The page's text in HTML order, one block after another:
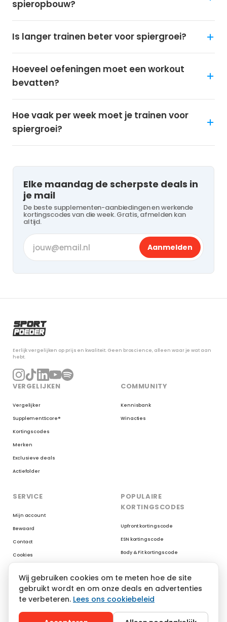
spieropbouw?
Is langer trainen beter voor spiergroei?
Hoeveel oefeningen moet een workout
bevatten?
Hoe vaak per week moet je trainen voor
spiergroei?
Elke maandag de scherpste deals in
je mail
De beste supplementen-aanbiedingen en werkende
kortingscodes van die week. Gratis, afmelden kan
altijd.
Aanmelden
Eerlijk vergelijken op prijs en kwaliteit. Geen broscience, alleen waar je wat aan
hebt.
VERGELIJKEN
Vergelijker
SupplementScore®
Kortingscodes
Merken
Exclusieve deals
Actiefolder
COMMUNITY
Kennisbank
Winacties
SERVICE
Mijn account
Bewaard
Contact
Cookies
POPULAIRE
KORTINGSCODES
Upfront kortingscode
ESN kortingscode
Body & Fit kortingscode
XXL Nutrition kortingscode
AYBL kortingscode
Gymshark kortingscode
Wij gebruiken cookies om te meten hoe de site
gebruikt wordt en om onze deals en advertenties
te verbeteren. Lees ons cookiebeleid